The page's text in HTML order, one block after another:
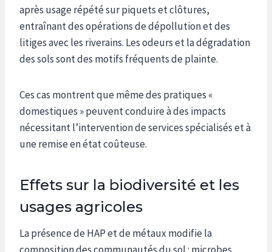
après usage répété sur piquets et clôtures,
entraînant des opérations de dépollution et des
litiges avec les riverains. Les odeurs et la dégradation
des sols sont des motifs fréquents de plainte.
Ces cas montrent que même des pratiques «
domestiques » peuvent conduire à des impacts
nécessitant l’intervention de services spécialisés et à
une remise en état coûteuse.
Effets sur la biodiversité et les
usages agricoles
La présence de HAP et de métaux modifie la
composition des communautés du sol : microbes,